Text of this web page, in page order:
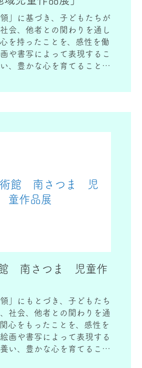
領」に基づき、子どもたちが
会、他者との関わりを通し
を持ったことを、感性を働
や書写によって表現するこ
、豊かな心を育てることを
の小学１年生から６年生の
術館 南さつま 児
童作品展
南さつま 児童作
領」にもとづき、子どもたち
社会、他者との関わりを通
心をもったことを、感性を
画や書写によって表現する
い、豊かな心を育てること